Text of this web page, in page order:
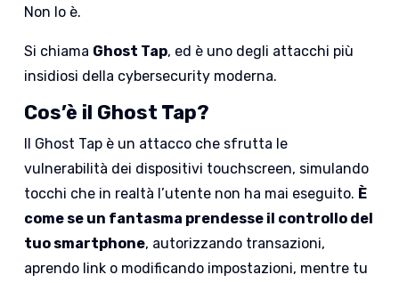
Non lo è.
Si chiama Ghost Tap, ed è uno degli attacchi più
insidiosi della cybersecurity moderna.
Cos’è il Ghost Tap?
Il Ghost Tap è un attacco che sfrutta le
vulnerabilità dei dispositivi touchscreen, simulando
tocchi che in realtà l’utente non ha mai eseguito. È
come se un fantasma prendesse il controllo del
tuo smartphone, autorizzando transazioni,
aprendo link o modificando impostazioni, mentre tu